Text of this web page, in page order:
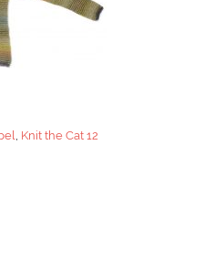
, Knit the Cat 12